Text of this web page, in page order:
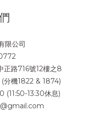
限公司
正路716號12樓之8
機1822 & 1874)
(11:50-13:30休息)